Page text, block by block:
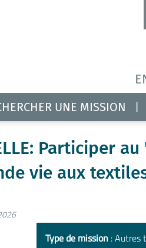
UNE MISSION
Participer
vie aux
Type de mission: Autres